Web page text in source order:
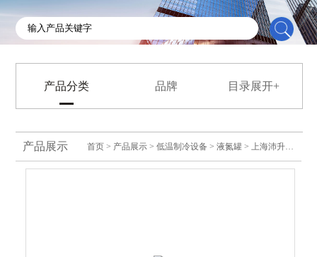
产品分类 品牌 目录展开+
产品展示 首页 > 产品展示 >低温制冷设备 >液氮罐 > 上海沛升液氮生物容器液氮罐*